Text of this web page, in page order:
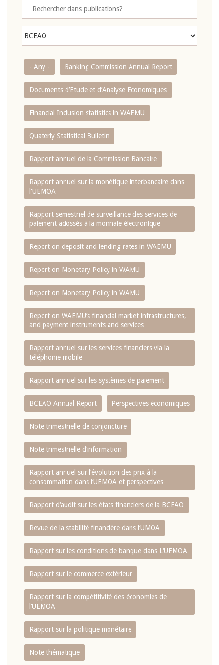
- Any - Banking Commission Annual Report
Documents d’Etude et d’Analyse Economiques
Financial Inclusion statistics in WAEMU
Quaterly Statistical Bulletin
Rapport annuel de la Commission Bancaire
Rapport annuel sur la monétique interbancaire dans
l'UEMOA
Rapport semestriel de surveillance des services de
paiement adossés à la monnaie électronique
Report on deposit and lending rates in WAEMU
Report on Monetary Policy in WAMU
Report on Monetary Policy in WAMU
Report on WAEMU’s financial market infrastructures,
and payment instruments and services
Rapport annuel sur les services financiers via la
téléphonie mobile
Rapport annuel sur les systèmes de paiement
BCEAO Annual Report Perspectives économiques
Note trimestrielle de conjoncture
Note trimestrielle d‘information
Rapport annuel sur l‘évolution des prix à la
consommation dans l‘UEMOA et perspectives
Rapport d‘audit sur les états financiers de la BCEAO
Revue de la stabilité financière dans l‘UMOA
Rapport sur les conditions de banque dans L‘UEMOA
Rapport sur le commerce extérieur
Rapport sur la compétitivité des économies de
l‘UEMOA
Rapport sur la politique monétaire
Note thématique